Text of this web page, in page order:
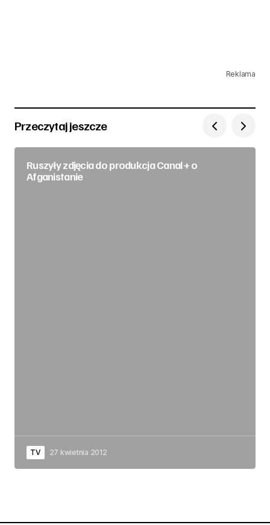
Reklama
Przeczytaj jeszcze
Ruszyły zdjęcia do produkcja Canal+ o
Afganistanie
TV 27 kwietnia 2012